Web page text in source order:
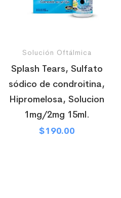
Solución Oftálmica
Splash Tears, Sulfato
sódico de condroitina,
Hipromelosa, Solucion
1mg/2mg 15ml.
$190.00